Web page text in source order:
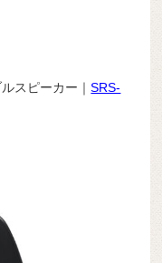
スピーカー｜SRS-